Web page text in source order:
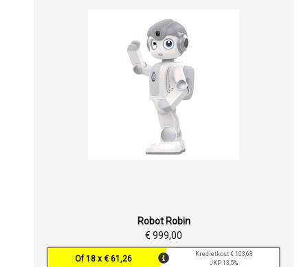
Robot Robin
€ 999,00
Of 18 x € 61,26
Kredietkost € 103,68
JKP 13,5%